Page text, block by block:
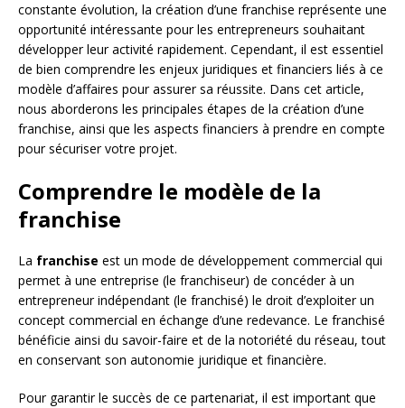
constante évolution, la création d’une franchise représente une
opportunité intéressante pour les entrepreneurs souhaitant
développer leur activité rapidement. Cependant, il est essentiel
de bien comprendre les enjeux juridiques et financiers liés à ce
modèle d’affaires pour assurer sa réussite. Dans cet article,
nous aborderons les principales étapes de la création d’une
franchise, ainsi que les aspects financiers à prendre en compte
pour sécuriser votre projet.
Comprendre le modèle de la
franchise
La franchise est un mode de développement commercial qui
permet à une entreprise (le franchiseur) de concéder à un
entrepreneur indépendant (le franchisé) le droit d’exploiter un
concept commercial en échange d’une redevance. Le franchisé
bénéficie ainsi du savoir-faire et de la notoriété du réseau, tout
en conservant son autonomie juridique et financière.
Pour garantir le succès de ce partenariat, il est important que